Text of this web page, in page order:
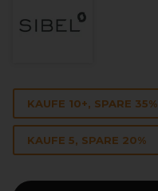
KAUFE 10+, SPARE 35%
KAUFE 5, SPARE 20%